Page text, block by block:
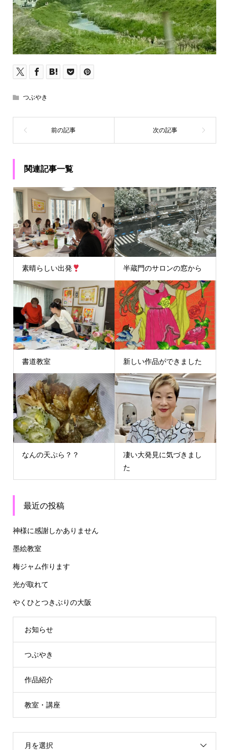
つぶやき
関連記事一覧
素晴らしい出発 半蔵門のサロンの窓から
書道教室 新しい作品ができました
なんの天ぷら？？
凄い大発見に気づきまし
た
最近の投稿
神様に感謝しかありません
墨絵教室
梅ジャム作ります
光が取れて
やくひとつきぶりの大阪
お知らせ
つぶやき
作品紹介
教室・講座
月を選択